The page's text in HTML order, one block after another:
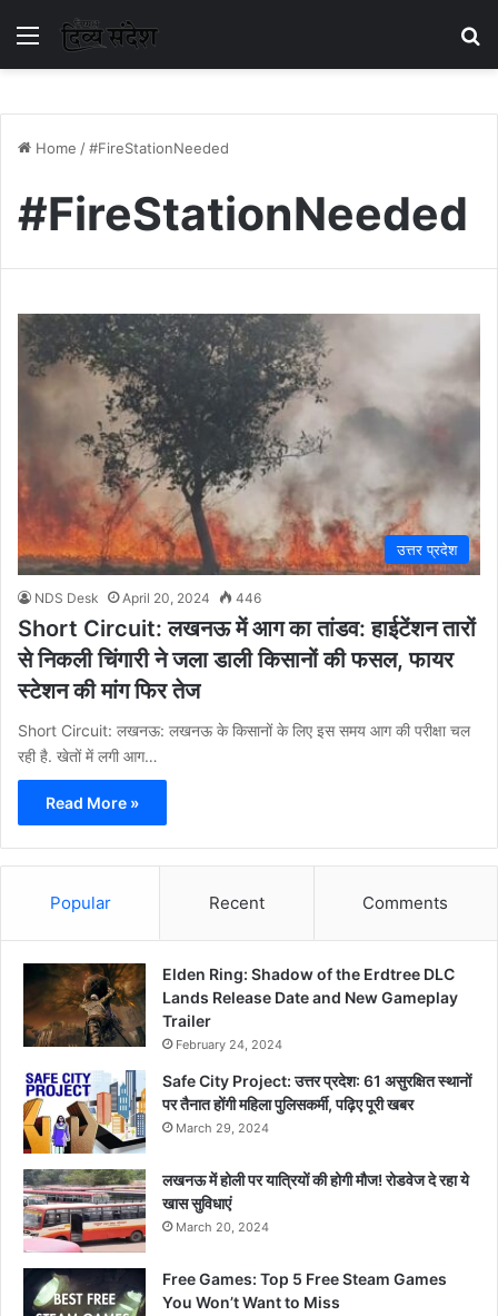
Menu
Home /#FireStationNeeded
#FireStationNeeded
उत्तर प्रदेश
NDS Desk April 20, 2024 446
Short Circuit: लखनऊ में आग का तांडव: हाईटेंशन तारों
से निकली चिंगारी ने जला डाली किसानों की फसल, फायर
स्टेशन की मांग फिर तेज
Short Circuit: लखनऊ: लखनऊ के किसानों के लिए इस समय आग की परीक्षा चल
रही है. खेतों में लगी आग…
Read More »
Popular Recent Comments
Elden Ring: Shadow of the Erdtree DLC
Lands Release Date and New Gameplay
Trailer
February 24, 2024
Safe City Project: उत्तर प्रदेश: 61 असुरक्षित स्थानों
पर तैनात होंगी महिला पुलिसकर्मी, पढ़िए पूरी खबर
March 29, 2024
लखनऊ में होली पर यात्रियों की होगी मौज! रोडवेज दे रहा ये
खास सुविधाएं
March 20, 2024
Free Games: Top 5 Free Steam Games
You Won’t Want to Miss